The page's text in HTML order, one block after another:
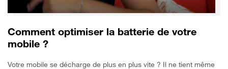
Comment optimiser la batterie de votre
mobile ?
Votre mobile se décharge de plus en plus vite ? Il ne tient même